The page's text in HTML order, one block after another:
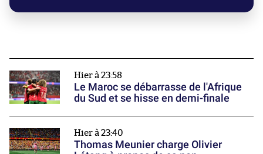
Hier à 23:58
Le Maroc se débarrasse de l'Afrique
du Sud et se hisse en demi-finale
Hier à 23:40
Thomas Meunier charge Olivier